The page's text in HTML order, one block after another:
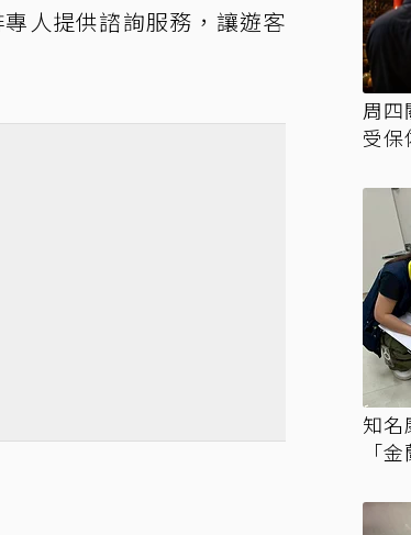
人提供諮詢服務，讓遊客
周四
受保
知名
「